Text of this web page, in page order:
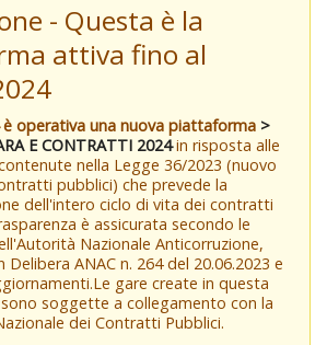
- Questa è la
attiva fino al
operativa una nuova piattaforma >
E CONTRATTI 2024in risposta alle
nella Legge 36/2023 (nuovo
pubblici) che prevede la
dell'intero ciclo di vita dei contratti
è assicurata secondo le
Nazionale Anticorruzione,
Delibera ANAC n. 264 del 20.06.2023 e
gare create in questa
soggette a collegamento con la
dei Contratti Pubblici.